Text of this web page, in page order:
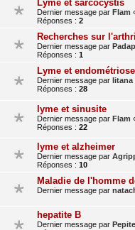
Lyme et sarcocystis
Dernier message par Flam
Réponses : 2
Recherches sur
Dernier message par
Réponses : 1
Lyme et endométriose
Dernier message par litana
Réponses : 28
lyme et sinusite
Dernier message par Flam
Réponses : 22
lyme et alzheimer
Dernier message par
Réponses : 10
Maladie de l'homme
Dernier message par
hepatite B
Dernier message par